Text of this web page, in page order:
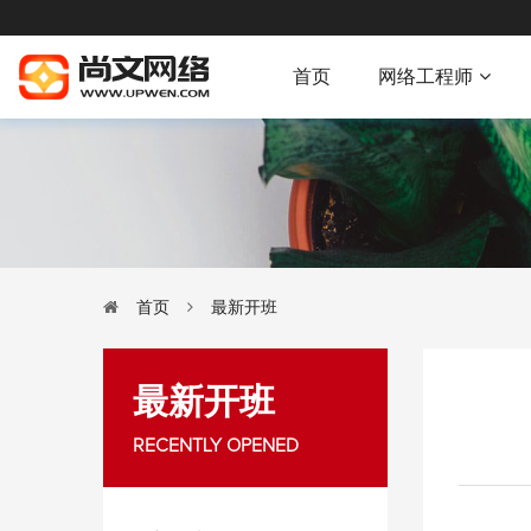
首页 网络工程师
首页 最新开班
最新开班
RECENTLY OPENED